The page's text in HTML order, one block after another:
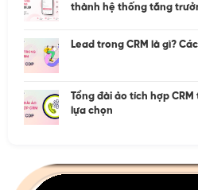
thành hệ thống tăng
Lead trong CRM là gì?
Tổng đài ảo tích hợp
lựa chọn